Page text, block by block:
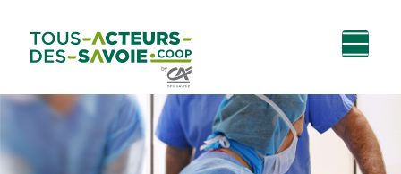
contenu
principal